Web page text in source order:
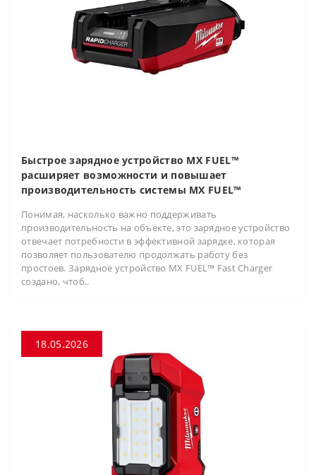
Быстрое зарядное устройство MX FUEL™
расширяет возможности и повышает
производительность системы MX FUEL™
Понимая, насколько важно поддерживать
производительность на объекте, это зарядное устройство
отвечает потребности в эффективной зарядке, которая
позволяет пользователю продолжать работу без
простоев. Зарядное устройство MX FUEL™ Fast Charger
создано, чтоб..
18.05.2026